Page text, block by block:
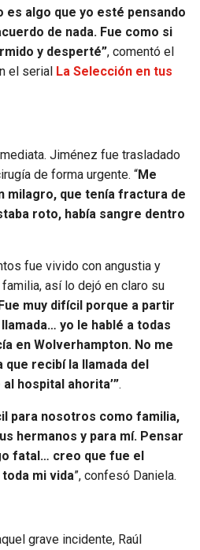
es algo que yo esté pensando
de nada. Fue como si
y desperté”, comentó el
el serial La Selección en tus
Jiménez fue trasladado
de forma urgente. “Me
milagro, que tenía fractura de
roto, había sangre dentro
fue vivido con angustia y
así lo dejó en claro su
muy difícil porque a partir
yo le hablé a todas
en Wolverhampton. No me
que recibí la llamada del
hospital ahorita’”.
para nosotros como familia,
hermanos y para mí. Pensar
fatal… creo que fue el
mi vida”, confesó Daniela.
grave incidente, Raúl